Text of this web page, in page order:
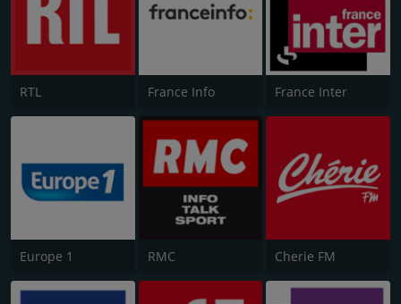
RTL France Info France Inter
Europe 1 RMC Cherie FM